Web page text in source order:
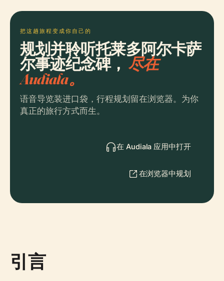
把这趟旅程变成你自己的
规划并聆听托莱多阿尔卡萨
尔事迹纪念碑， 尽在
Audiala。
语音导览装进口袋，行程规划留在浏览器。为你
真正的旅行方式而生。
在 Audiala 应用中打开
在浏览器中规划
引言